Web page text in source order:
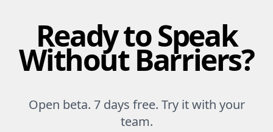
Ready to Speak
Without Barriers?
Open beta. 7 days free. Try it with your
team.